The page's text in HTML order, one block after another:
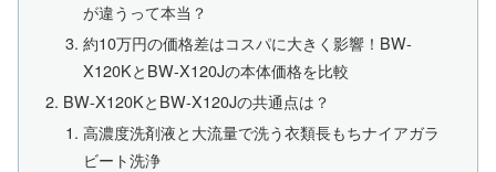
が違うって本当？
約10万円の価格差はコスパに大きく影響！BW-
X120KとBW-X120Jの本体価格を比較
BW-X120KとBW-X120Jの共通点は？
高濃度洗剤液と大流量で洗う衣類長もちナイアガラ
ビート洗浄